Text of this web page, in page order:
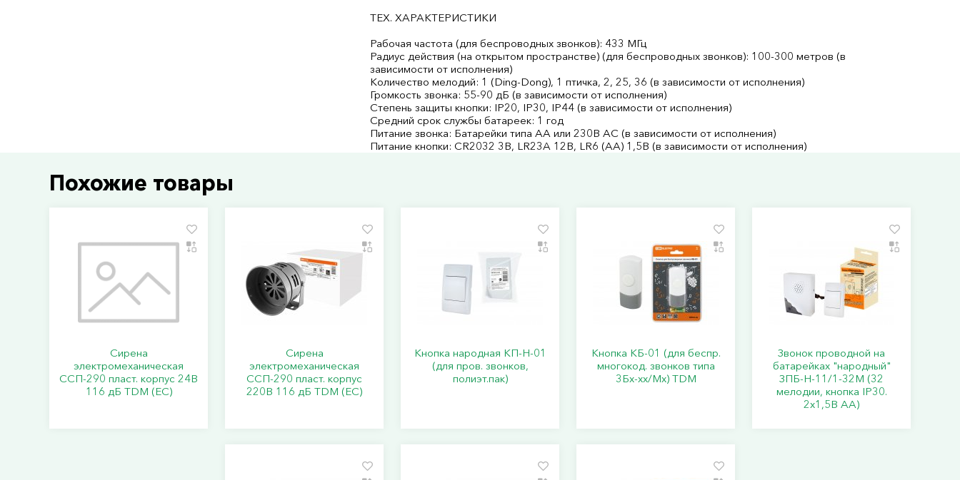
ТЕХ. ХАРАКТЕРИСТИКИ
Рабочая частота (для беспроводных звонков): 433 МГц
Радиус действия (на открытом пространстве) (для беспроводных звонков): 100-300 метров (в
зависимости от исполнения)
Количество мелодий: 1 (Ding-Dong), 1 птичка, 2, 25, 36 (в зависимости от исполнения)
Громкость звонка: 55-90 дБ (в зависимости от исполнения)
Степень защиты кнопки: IP20, IP30, IP44 (в зависимости от исполнения)
Средний срок службы батареек: 1 год
Питание звонка: Батарейки типа АА или 230В АС (в зависимости от исполнения)
Питание кнопки: CR2032 3В, LR23A 12В, LR6 (АА) 1,5В (в зависимости от исполнения)
Похожие товары
Сирена
электромеханическая
ССП-290 пласт. корпус 24В
116 дБ TDM (ЕС)
Сирена
электромеханическая
ССП-290 пласт. корпус
220В 116 дБ TDM (ЕС)
Кнопка народная КП-Н-01
(для пров. звонков,
полиэт.пак)
Кнопка КБ-01 (для беспр.
многокод. звонков типа
3Бх-хх/Мх) TDM
Звонок проводной на
батарейках "народный"
ЗПБ-Н-11/1-32М (32
мелодии, кнопка IP30.
2х1,5В АА)